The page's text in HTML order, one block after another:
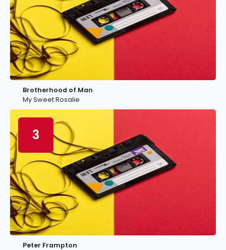
Brotherhood of Man
My Sweet Rosalie
3
Peter Frampton